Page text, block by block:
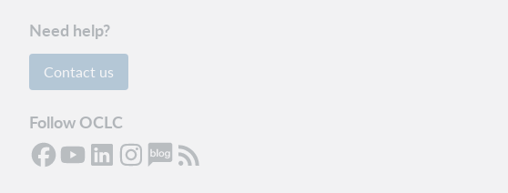
Need help?
Contact us
Follow OCLC